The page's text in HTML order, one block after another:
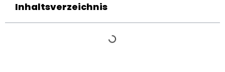
Inhaltsverzeichnis